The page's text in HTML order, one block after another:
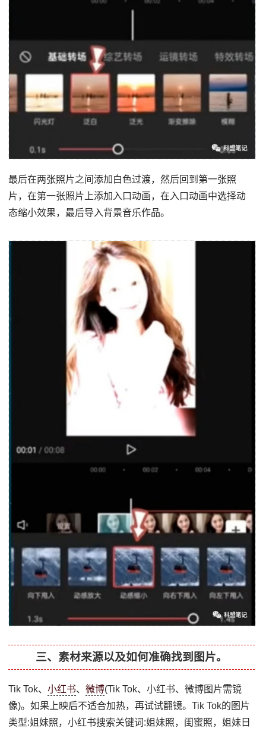
最后在两张照片之间添加白色过渡，然后回到第一张照
片，在第一张照片上添加入口动画，在入口动画中选择动
态缩小效果，最后导入背景音乐作品。
三、素材来源以及如何准确找到图片。
Tik Tok、小红书、微博(Tik Tok、小红书、微博图片需镜
像)。如果上映后不适合加热，再试试翻镜。Tik Tok的图片
类型:姐妹照，小红书搜索关键词:姐妹照，闺蜜照，姐妹日